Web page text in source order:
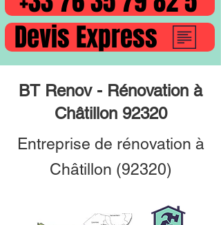
Devis Express
BT Renov - Rénovation à
Châtillon 92320
Entreprise de rénovation à
Châtillon (92320)